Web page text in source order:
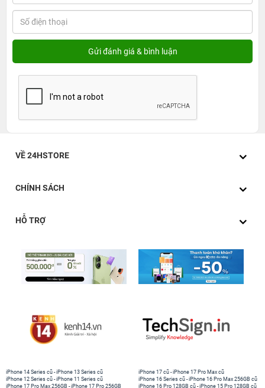
VỀ 24HSTORE
CHÍNH SÁCH
HỖ TRỢ
iPhone 14 Series cũ -iPhone 13 Series cũ
iPhone 12 Series cũ -iPhone 11 Series cũ
iPhone 17 Pro Max 256GB -iPhone 17 Pro 256GB
iPhone 17 cũ -iPhone 17 Pro Max cũ
iPhone 16 Series cũ - iPhone 16 Pro Max 256GB cũ
iPhone 16 Pro 128GB cũ -iPhone 15 Pro 128GB cũ